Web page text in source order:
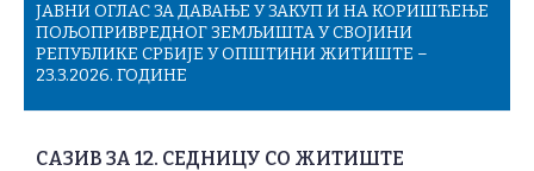
ЈАВНИ ОГЛАС ЗА ДАВАЊЕ У ЗАКУП И НА КОРИШЋЕЊЕ
ПОЉОПРИВРЕДНОГ ЗЕМЉИШТА У СВОЈИНИ
РЕПУБЛИКЕ СРБИЈЕ У ОПШТИНИ ЖИТИШТЕ –
23.3.2026. ГОДИНЕ
САЗИВ ЗА 12. СЕДНИЦУ СО ЖИТИШТЕ